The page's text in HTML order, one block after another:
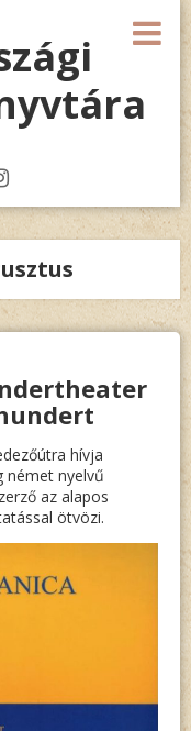
hívja
német nyelvű
az alapos
ötvözi.